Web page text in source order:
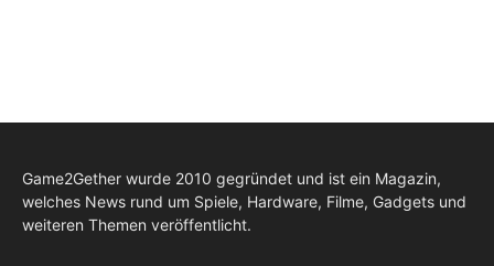
Game2Gether wurde 2010 gegründet und ist ein Magazin,
welches News rund um Spiele, Hardware, Filme, Gadgets und
weiteren Themen veröffentlicht.